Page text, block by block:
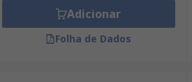
Adicionar
Folha de Dados